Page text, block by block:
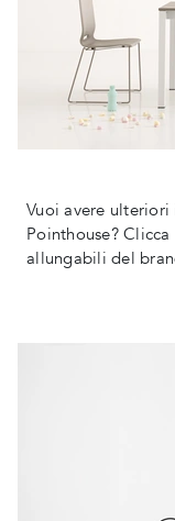
Vuoi avere
Pointhouse?
allungabili del